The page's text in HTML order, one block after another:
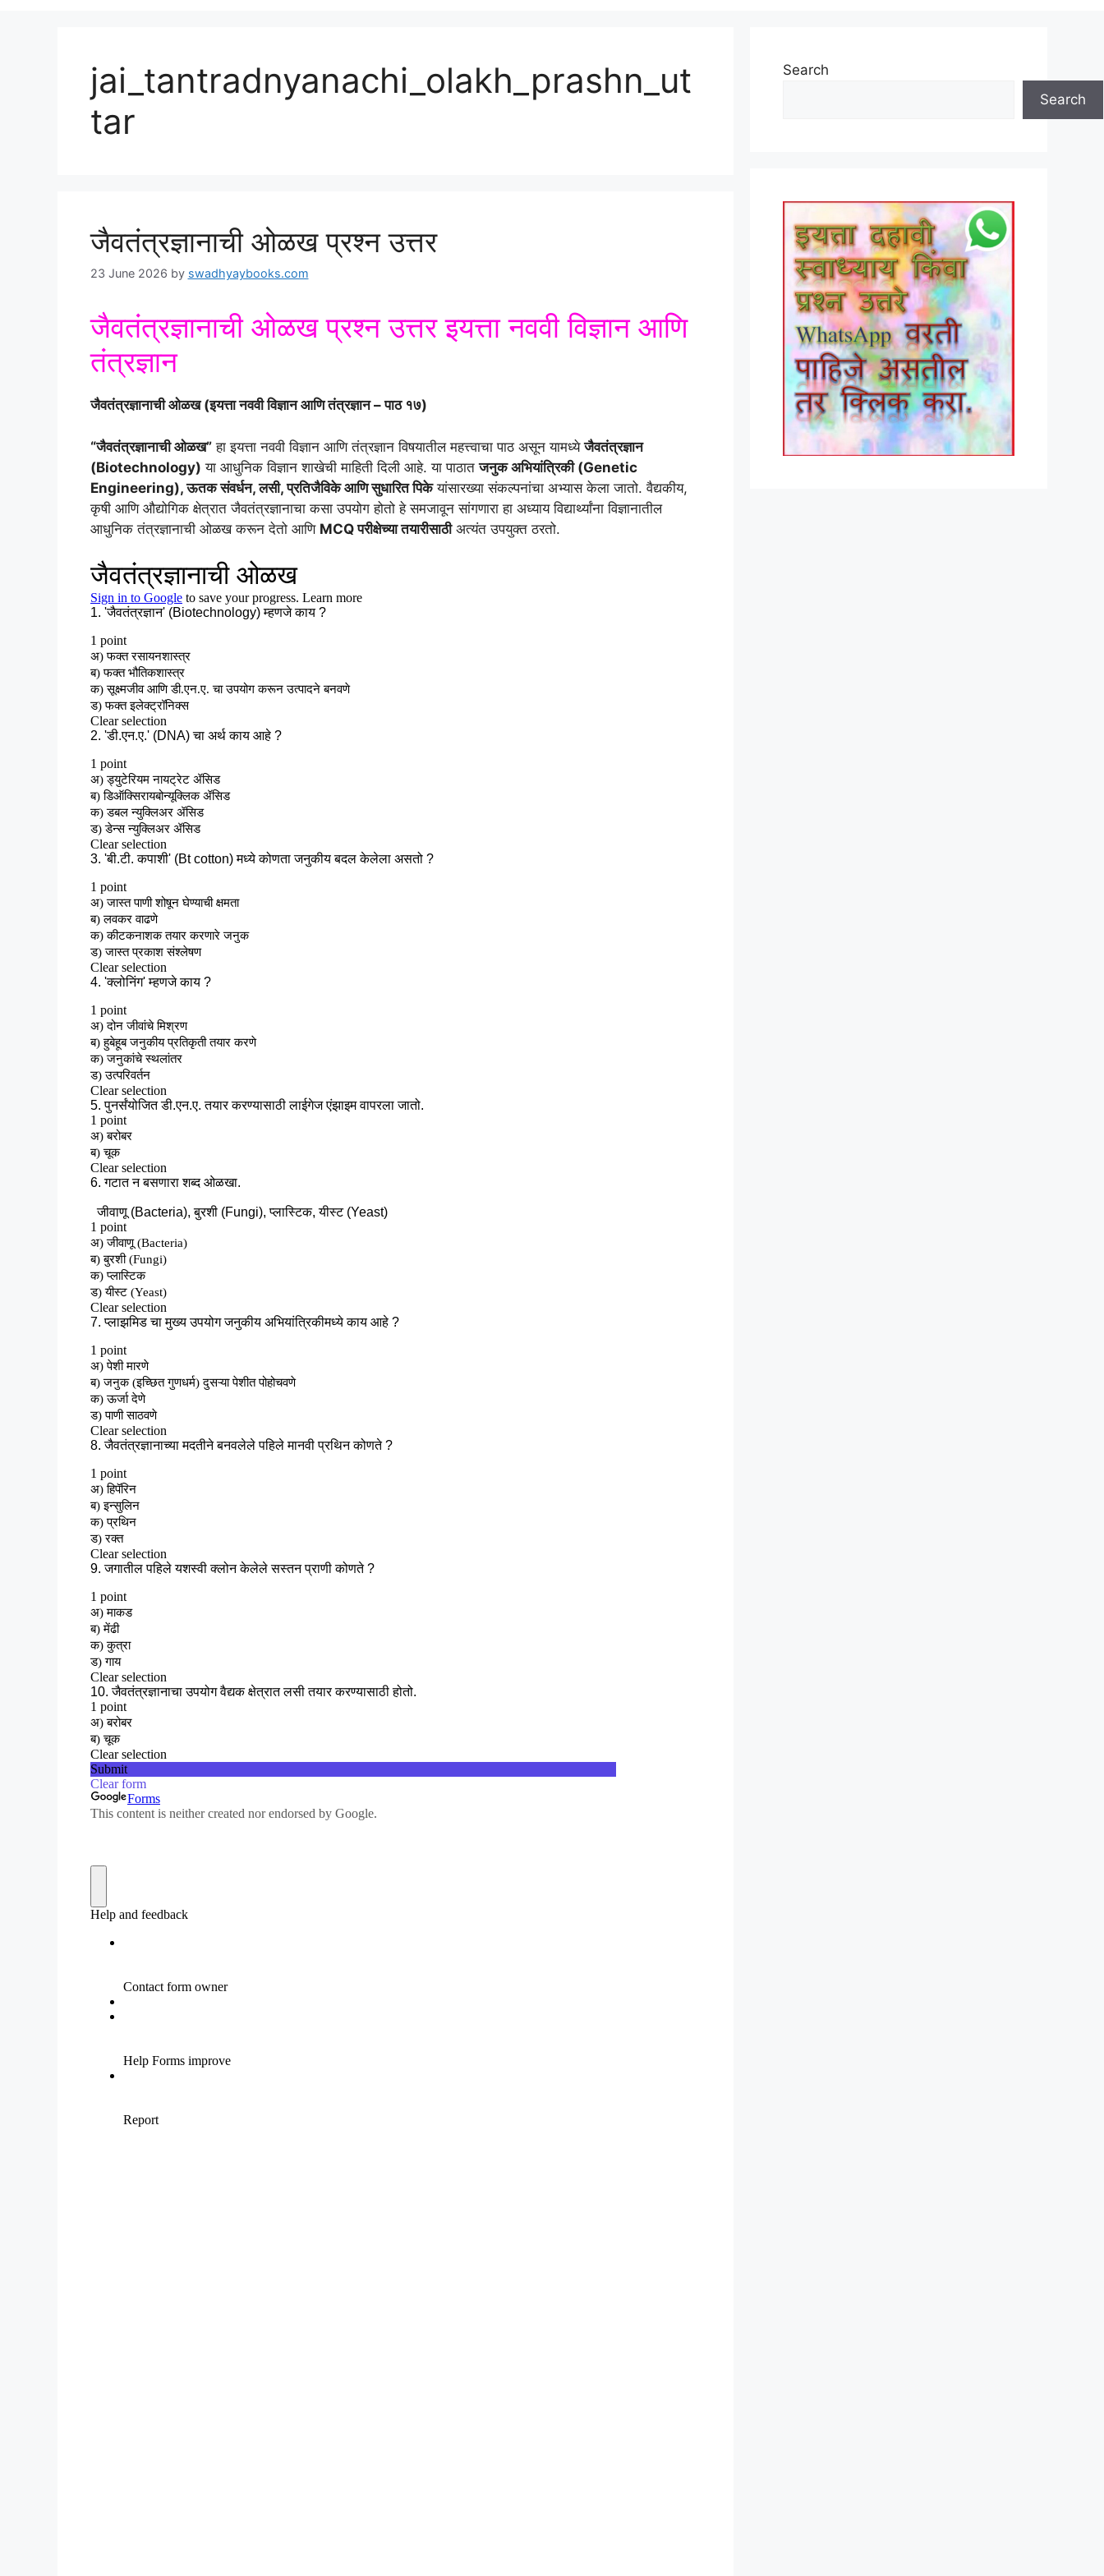
jai_tantradnyanachi_olakh_prashn_ut
tar
जैवतंत्रज्ञानाची ओळख प्रश्न उत्तर
23 June 2026 by swadhyaybooks.com
जैवतंत्रज्ञानाची ओळख प्रश्न उत्तर इयत्ता नववी विज्ञान आणि
तंत्रज्ञान
जैवतंत्रज्ञानाची ओळख (इयत्ता नववी विज्ञान आणि तंत्रज्ञान – पाठ १७)
“जैवतंत्रज्ञानाची ओळख”हा इयत्ता नववी विज्ञान आणि तंत्रज्ञान विषयातील महत्त्वाचा पाठ असून यामध्येजैवतंत्रज्ञान
(Biotechnology) या आधुनिक विज्ञान शाखेची माहिती दिली आहे. या पाठातजनुक अभियांत्रिकी (Genetic
Engineering), ऊतक संवर्धन, लसी, प्रतिजैविके आणि सुधारित पिकेयांसारख्या संकल्पनांचा अभ्यास केला जातो. वैद्यकीय,
कृषी आणि औद्योगिक क्षेत्रात जैवतंत्रज्ञानाचा कसा उपयोग होतो हे समजावून सांगणारा हा अध्याय विद्यार्थ्यांना विज्ञानातील
आधुनिक तंत्रज्ञानाची ओळख करून देतो आणि MCQ परीक्षेच्या तयारीसाठीअत्यंत उपयुक्त ठरतो.
Search
Search